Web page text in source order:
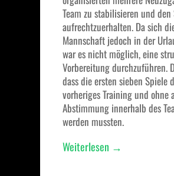
Team zu stabilisieren und
aufrechtzuerhalten. Da sich
Mannschaft jedoch in der
war es nicht möglich, eine
Vorbereitung durchzuführen.
dass die ersten sieben Spiele
vorheriges Training und ohne
Abstimmung innerhalb des
werden mussten.
Weiterlesen „Neuaufbau
→